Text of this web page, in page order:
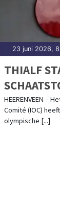
23 juni 2026,
THIALF
HEERENVEEN –
Comité (IOC)
olympische [...]